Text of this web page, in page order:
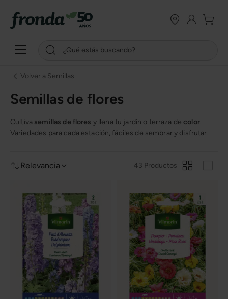
Volver a Semillas
Semillas de flores
Cultiva semillas de flores y llena tu jardín o terraza de color.
Variedades para cada estación, fáciles de sembrar y disfrutar.
Relevancia 43 Productos